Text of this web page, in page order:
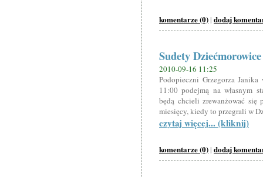
komentarze (0) | dodaj
Sudety
2010-09-16 11:25
Podopieczni Grzegorza
11:00 podejmą na własnym
będą chcieli zrewanżować się
miesięcy, kiedy to przegrali w
czytaj więcej... (kliknij)
komentarze (0) | dodaj